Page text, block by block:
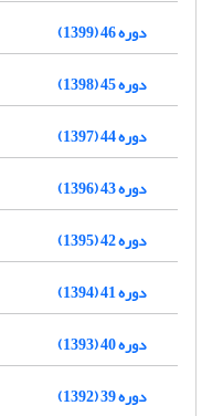
دوره 46 (1399)
دوره 45 (1398)
دوره 44 (1397)
دوره 43 (1396)
دوره 42 (1395)
دوره 41 (1394)
دوره 40 (1393)
دوره 39 (1392)